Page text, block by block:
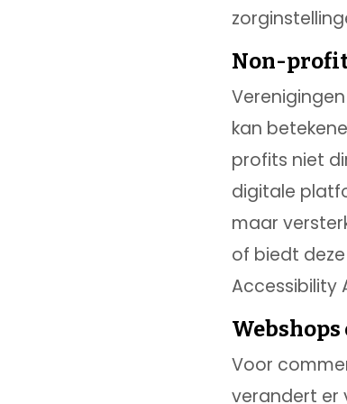
Non-
kan
profits niet
digitale
maar
of biedt
Accessibility
Voor
verandert er